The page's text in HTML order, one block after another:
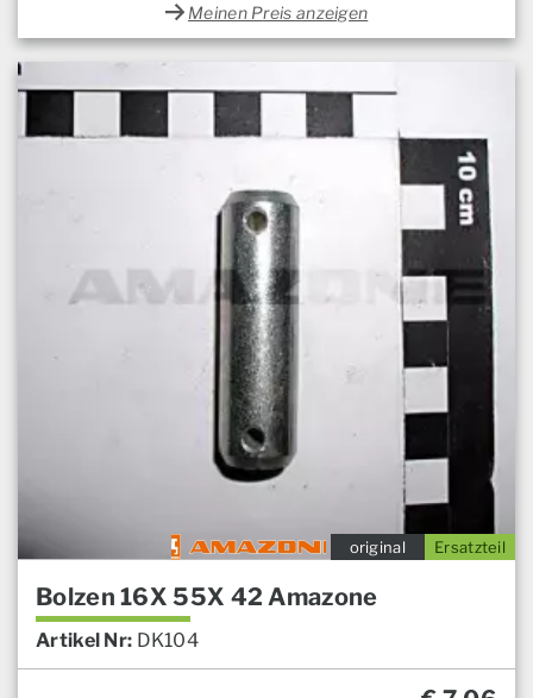
Meinen Preis anzeigen
Ersatzteil
original
Bolzen 16X 55X 42 Amazone
Artikel Nr: DK104